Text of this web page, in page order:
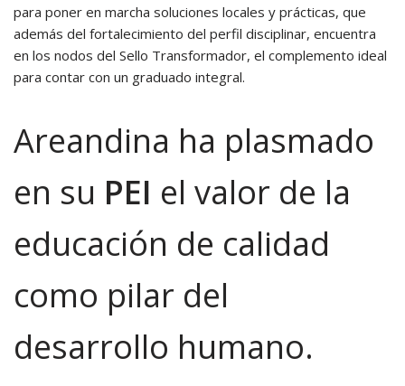
para poner en marcha soluciones locales y prácticas, que
además del fortalecimiento del perfil disciplinar, encuentra
en los nodos del Sello Transformador, el complemento ideal
para contar con un graduado integral.
Areandina ha plasmado
en su PEI el valor de la
educación de calidad
como pilar del
desarrollo humano.